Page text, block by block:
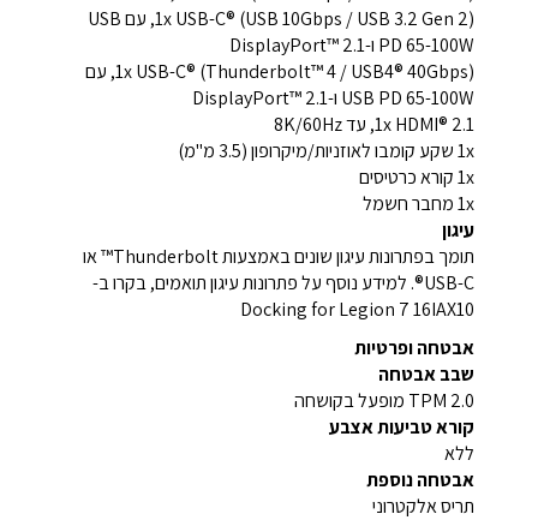
1x USB-C® (USB 10Gbps / USB 3.2 Gen 2), עם USB
PD 65-100W ו-DisplayPort™ 2.1
1x USB-C® (Thunderbolt™ 4 / USB4® 40Gbps), עם
USB PD 65-100W ו-DisplayPort™ 2.1
1x HDMI® 2.1, עד 8K/60Hz
1x שקע קומבו לאוזניות/מיקרופון (3.5 מ"מ)
1x קורא כרטיסים
1x מחבר חשמל
עיגון
תומך בפתרונות עיגון שונים באמצעות Thunderbolt™ או
USB-C®. למידע נוסף על פתרונות עיגון תואמים, בקרו ב-
Docking for Legion 7 16IAX10
אבטחה ופרטיות
שבב אבטחה
TPM 2.0 מופעל בקושחה
קורא טביעות אצבע
ללא
אבטחה נוספת
תריס אלקטרוני